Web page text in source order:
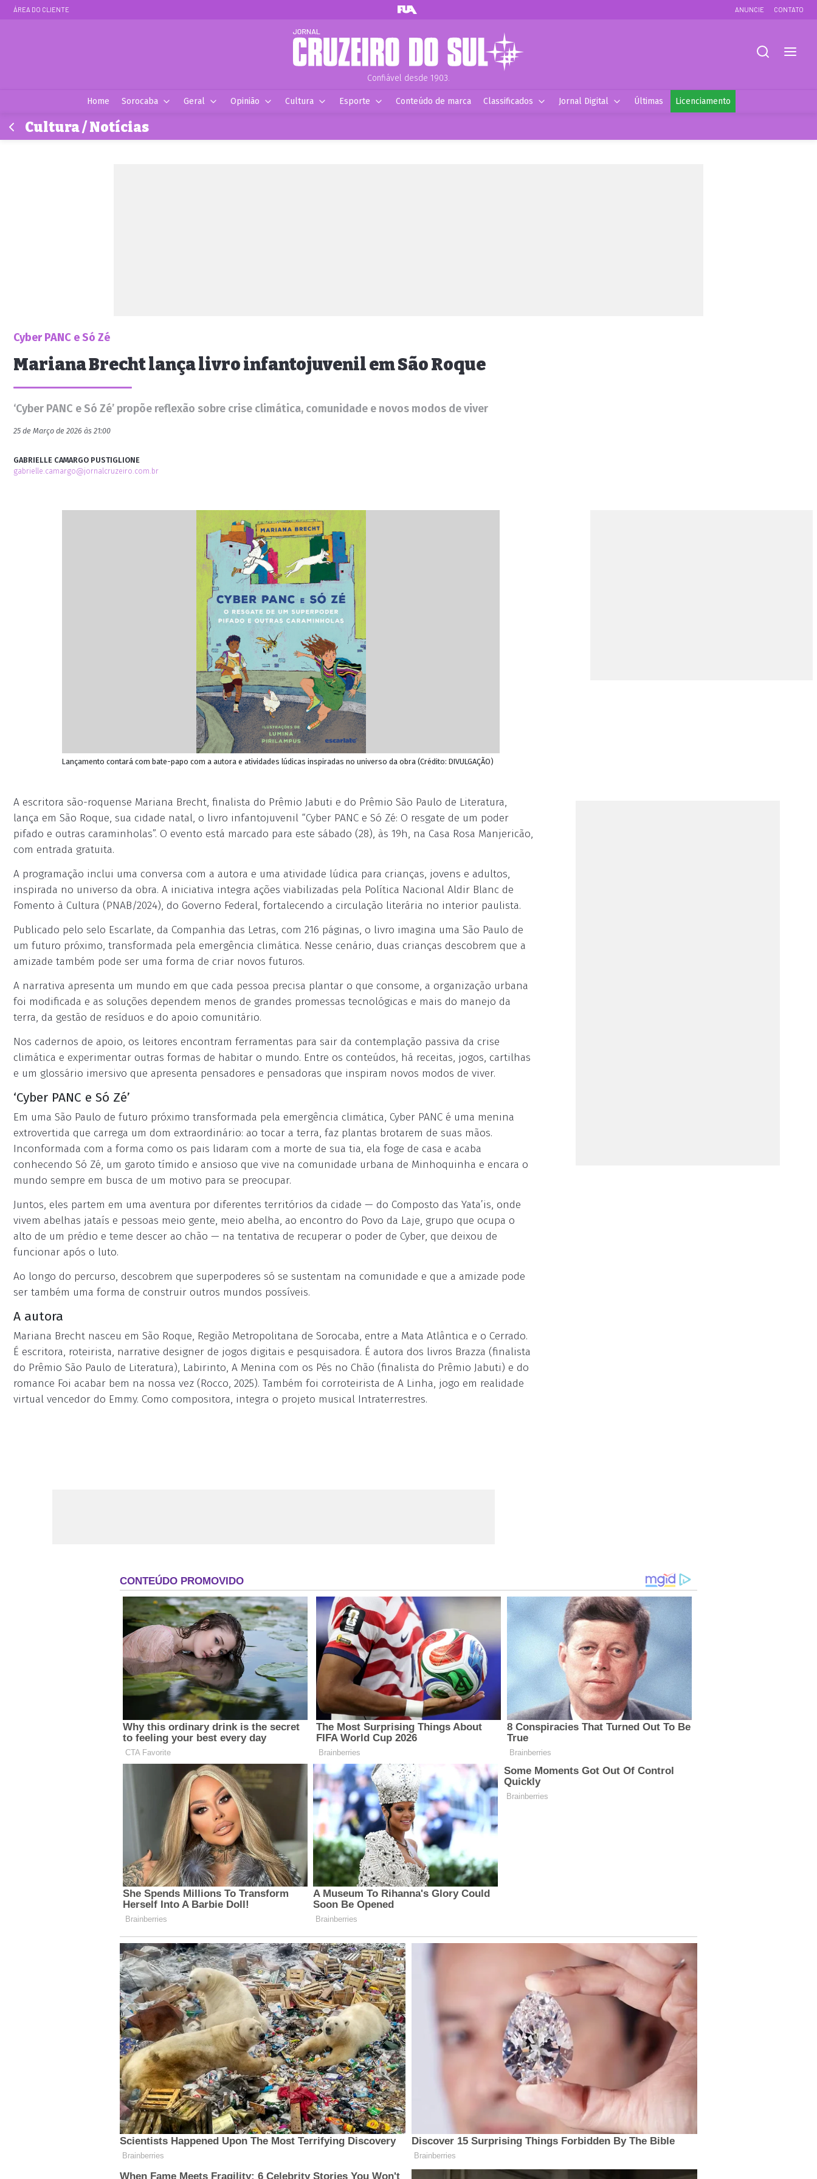
ÁREA DO CLIENTE ANUNCIE CONTATO
Confiável desde 1903.
Home Sorocaba Geral Opinião Cultura Esporte Conteúdo de marca Classificados Jornal Digital Últimas Licenciamento
Cultura / Notícias
Cyber PANC e Só Zé
Mariana Brecht lança livro infantojuvenil em São Roque
‘Cyber PANC e Só Zé’ propõe reflexão sobre crise climática, comunidade e novos modos de viver
25 de Março de 2026 às 21:00
GABRIELLE CAMARGO PUSTIGLIONE
gabrielle.camargo@jornalcruzeiro.com.br
Lançamento contará com bate-papo com a autora e atividades lúdicas inspiradas no universo da obra (Crédito: DIVULGAÇÃO)
A escritora são-roquense Mariana Brecht, finalista do Prêmio Jabuti e do Prêmio São Paulo de Literatura,
lança em São Roque, sua cidade natal, o livro infantojuvenil “Cyber PANC e Só Zé: O resgate de um poder
pifado e outras caraminholas”. O evento está marcado para este sábado (28), às 19h, na Casa Rosa Manjericão,
com entrada gratuita.
A programação inclui uma conversa com a autora e uma atividade lúdica para crianças, jovens e adultos,
inspirada no universo da obra. A iniciativa integra ações viabilizadas pela Política Nacional Aldir Blanc de
Fomento à Cultura (PNAB/2024), do Governo Federal, fortalecendo a circulação literária no interior paulista.
Publicado pelo selo Escarlate, da Companhia das Letras, com 216 páginas, o livro imagina uma São Paulo de
um futuro próximo, transformada pela emergência climática. Nesse cenário, duas crianças descobrem que a
amizade também pode ser uma forma de criar novos futuros.
A narrativa apresenta um mundo em que cada pessoa precisa plantar o que consome, a organização urbana
foi modificada e as soluções dependem menos de grandes promessas tecnológicas e mais do manejo da
terra, da gestão de resíduos e do apoio comunitário.
Nos cadernos de apoio, os leitores encontram ferramentas para sair da contemplação passiva da crise
climática e experimentar outras formas de habitar o mundo. Entre os conteúdos, há receitas, jogos, cartilhas
e um glossário imersivo que apresenta pensadores e pensadoras que inspiram novos modos de viver.
‘Cyber PANC e Só Zé’
Em uma São Paulo de futuro próximo transformada pela emergência climática, Cyber PANC é uma menina
extrovertida que carrega um dom extraordinário: ao tocar a terra, faz plantas brotarem de suas mãos.
Inconformada com a forma como os pais lidaram com a morte de sua tia, ela foge de casa e acaba
conhecendo Só Zé, um garoto tímido e ansioso que vive na comunidade urbana de Minhoquinha e encara o
mundo sempre em busca de um motivo para se preocupar.
Juntos, eles partem em uma aventura por diferentes territórios da cidade — do Composto das Yata’is, onde
vivem abelhas jataís e pessoas meio gente, meio abelha, ao encontro do Povo da Laje, grupo que ocupa o
alto de um prédio e teme descer ao chão — na tentativa de recuperar o poder de Cyber, que deixou de
funcionar após o luto.
Ao longo do percurso, descobrem que superpoderes só se sustentam na comunidade e que a amizade pode
ser também uma forma de construir outros mundos possíveis.
A autora
Mariana Brecht nasceu em São Roque, Região Metropolitana de Sorocaba, entre a Mata Atlântica e o Cerrado.
É escritora, roteirista, narrative designer de jogos digitais e pesquisadora. É autora dos livros Brazza (finalista
do Prêmio São Paulo de Literatura), Labirinto, A Menina com os Pés no Chão (finalista do Prêmio Jabuti) e do
romance Foi acabar bem na nossa vez (Rocco, 2025). Também foi corroteirista de A Linha, jogo em realidade
virtual vencedor do Emmy. Como compositora, integra o projeto musical Intraterrestres.